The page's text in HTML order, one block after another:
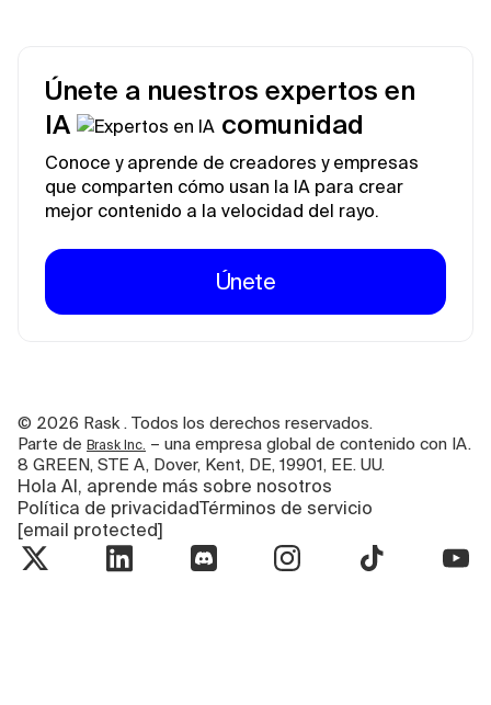
Únete a nuestros expertos en
IA
comunidad
Conoce y aprende de creadores y empresas
que comparten cómo usan la IA para crear
mejor contenido a la velocidad del rayo.
Únete
© 2026 Rask . Todos los derechos reservados.
Parte de Brask Inc.
– una empresa global de contenido con IA.
8 GREEN, STE A, Dover, Kent, DE, 19901, EE. UU.
Hola AI, aprende más sobre nosotros
Política de privacidadTérminos de servicio
[email protected]